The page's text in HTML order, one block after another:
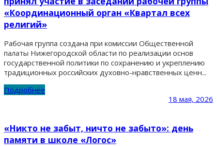
«Координационный орган «Квартал всех
религий»
Рабочая группа создана при комиссии Общественной
палаты Нижегородской области по реализации основ
государственной политики по сохранению и укреплению
традиционных российских духовно-нравственных ценн...
Подробнее
18 мая, 2026
«Никто не забыт, ничто не забыто»: день
памяти в школе «Логос»